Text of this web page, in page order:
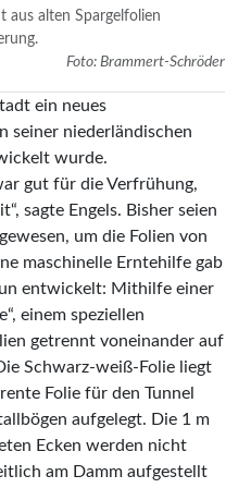
aus alten Spargelfolien
Foto: Brammert-Schröder
ein neues
seiner niederländischen
wurde.
gut für die Verfrühung,
sagte Engels. Bisher seien
um die Folien von
maschinelle Erntehilfe gab
entwickelt: Mithilfe einer
einem speziellen
getrennt voneinander auf
Schwarz-weiß-Folie liegt
Folie für den Tunnel
aufgelegt. Die 1 m
Ecken werden nicht
am Damm aufgestellt